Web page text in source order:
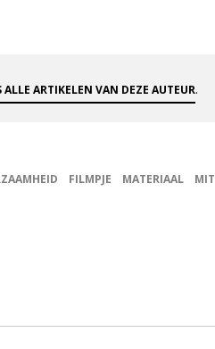
ALLE ARTIKELEN VAN DEZE AUTEUR.
FILMPJE MATERIAAL MIT